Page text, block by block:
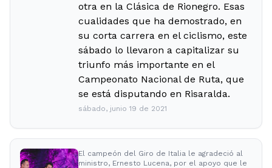
otra en la Clásica de Rionegro. Esas
cualidades que ha demostrado, en
su corta carrera en el ciclismo, este
sábado lo llevaron a capitalizar su
triunfo más importante en el
Campeonato Nacional de Ruta, que
se está disputando en Risaralda.
sábado, junio 19 de 2021
El campeón del Giro de Italia le agradeció al
ministro, Ernesto Lucena, por el apoyo que le